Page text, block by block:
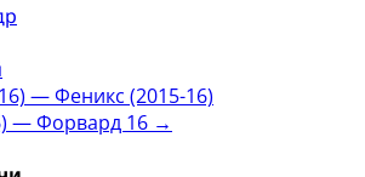
— Феникс (2015-16)
— Форвард 16 →